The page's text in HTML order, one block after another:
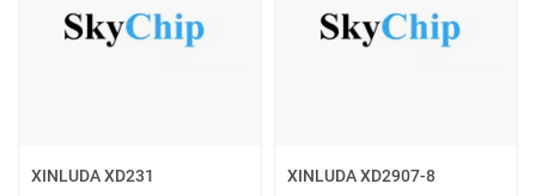
XINLUDA XD231 XINLUDA XD2907-8